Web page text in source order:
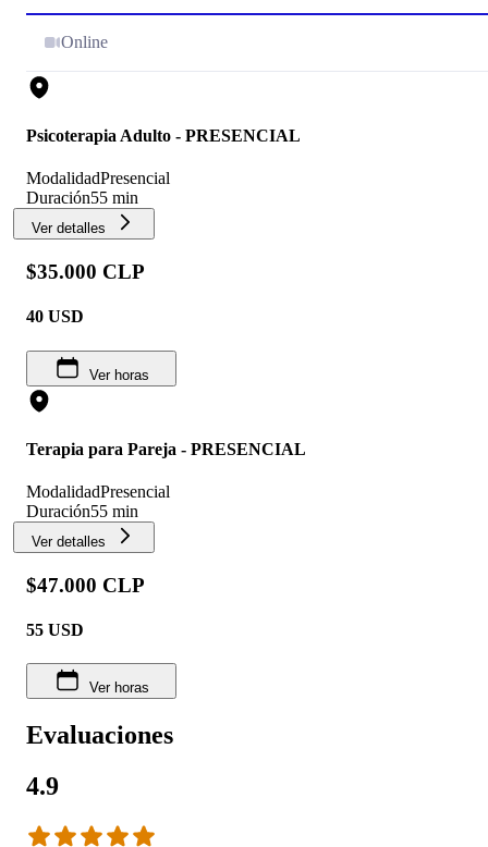
Online
Psicoterapia Adulto - PRESENCIAL
ModalidadPresencial
Duración55 min
Ver detalles
$35.000 CLP
40 USD
Ver horas
Terapia para Pareja - PRESENCIAL
ModalidadPresencial
Duración55 min
Ver detalles
$47.000 CLP
55 USD
Ver horas
Evaluaciones
4.9